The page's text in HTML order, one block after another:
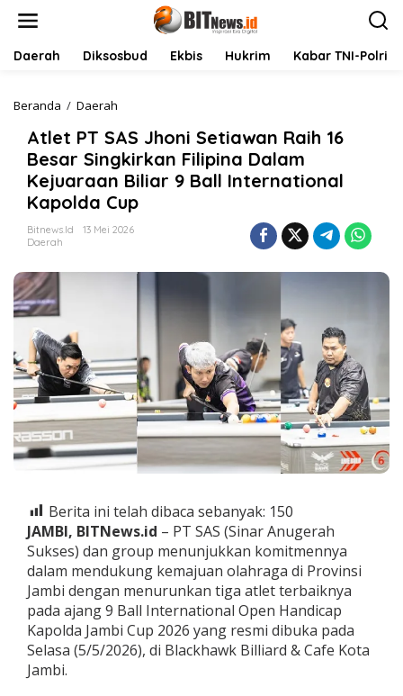
Daerah Diksosbud Ekbis Hukrim Kabar TNI-Polri
Beranda / Daerah
l
e
t
T
A
e
t
i
a
a
n
i
h
6
B
e
s
a
r
S
Atlet PT SAS Jhoni Setiawan Raih 16
Besar Singkirkan Filipina Dalam
Kejuaraan Biliar 9 Ball International
Kapolda Cup
Bitnews.id
13 Mei 2026
Daerah
Berita ini telah dibaca sebanyak: 150
JAMBI, BITNews.id – PT SAS (Sinar Anugerah
Sukses) dan group menunjukkan komitmennya
dalam mendukung kemajuan olahraga di Provinsi
Jambi dengan menurunkan tiga atlet terbaiknya
pada ajang 9 Ball International Open Handicap
Kapolda Jambi Cup 2026 yang resmi dibuka pada
Selasa (5/5/2026), di Blackhawk Billiard & Cafe Kota
Jambi.